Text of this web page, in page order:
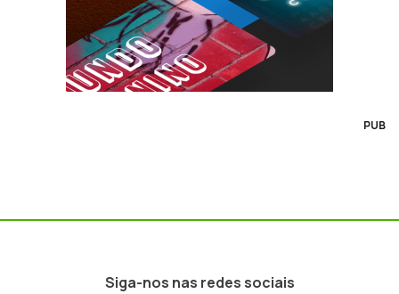
PUB
Siga-nos nas redes sociais